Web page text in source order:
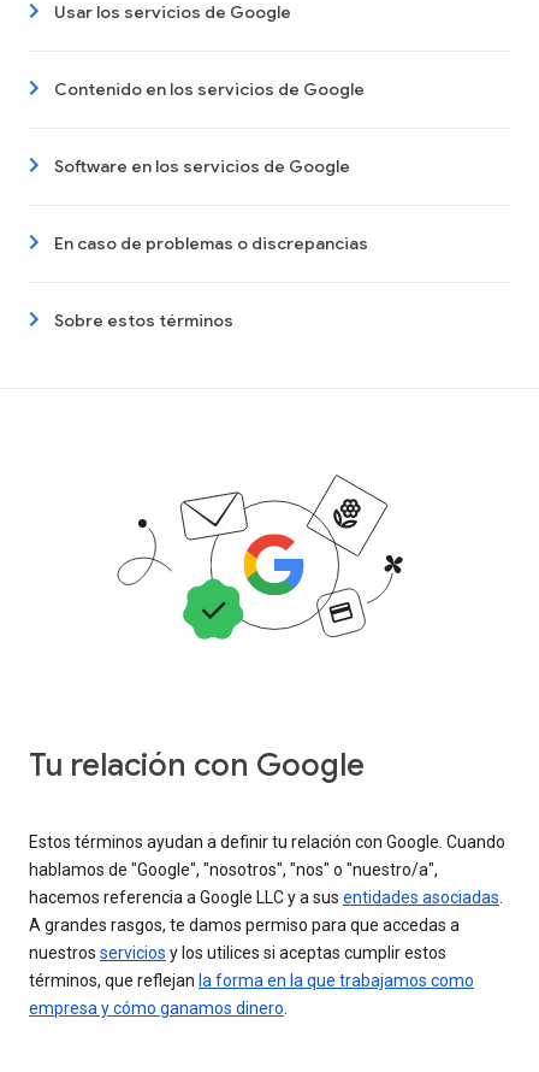
Usar los servicios de Google
Contenido en los servicios de Google
Software en los servicios de Google
En caso de problemas o discrepancias
Sobre estos términos
Tu relación con Google
Estos términos ayudan a definir tu relación con Google. Cuando
hablamos de "Google", "nosotros", "nos" o "nuestro/a",
hacemos referencia a Google LLC y a sus entidades asociadas
A grandes rasgos, te damos permiso para que accedas a
nuestros servicios y los utilices si aceptas cumplir estos
términos, que reflejan la forma en la que trabajamos como
empresa y cómo ganamos dinero